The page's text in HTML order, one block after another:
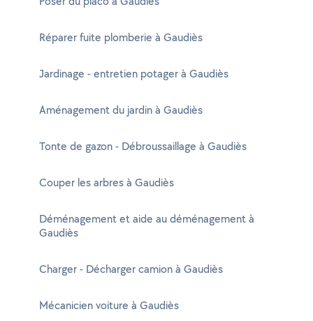
Réparer fuite plomberie à Gaudiès
Jardinage - entretien potager à Gaudiès
Aménagement du jardin à Gaudiès
Tonte de gazon - Débroussaillage à Gaudiès
Couper les arbres à Gaudiès
Déménagement et aide au déménagement à
Gaudiès
Charger - Décharger camion à Gaudiès
Mécanicien voiture à Gaudiès